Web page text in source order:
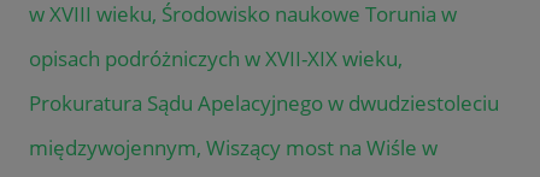
w XVIII wieku, Środowisko naukowe Torunia w
opisach podróżniczych w XVII-XIX wieku,
Prokuratura Sądu Apelacyjnego w dwudziestoleciu
międzywojennym, Wiszący most na Wiśle w